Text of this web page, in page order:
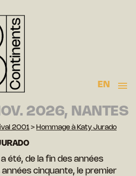
EN
2026, NANTES
2001 > Hommage à Katy Jurado
été, de la fin des années
cinquante, le premier